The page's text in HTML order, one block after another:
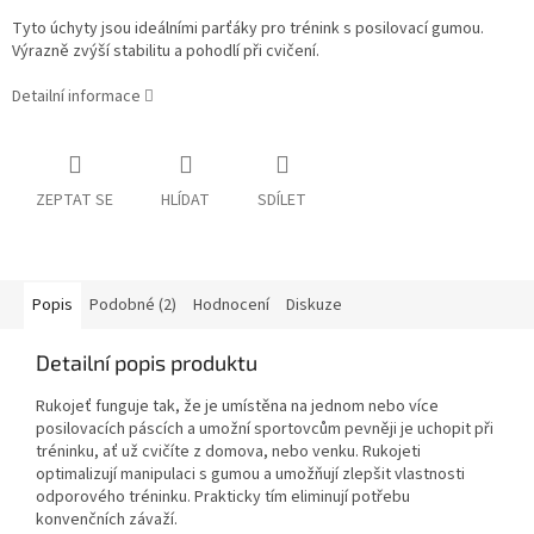
Tyto úchyty jsou ideálními parťáky pro trénink s posilovací gumou.
Výrazně zvýší stabilitu a pohodlí při cvičení.
Detailní informace
ZEPTAT SE HLÍDAT SDÍLET
Popis Podobné (2) Hodnocení Diskuze
Detailní popis produktu
Rukojeť funguje tak, že je umístěna na jednom nebo více
posilovacích páscích a umožní sportovcům pevněji je uchopit při
tréninku, ať už cvičíte z domova, nebo venku. Rukojeti
optimalizují manipulaci s gumou a umožňují zlepšit vlastnosti
odporového tréninku. Prakticky tím eliminují potřebu
konvenčních závaží.